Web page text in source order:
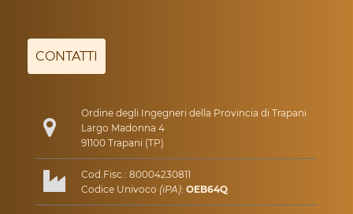
CONTATTI
Ordine degli Ingegneri della Provincia di Trapani
Largo Madonna 4
91100 Trapani (TP)
Cod.Fisc.: 80004230811
Codice Univoco (iPA): OEB64Q